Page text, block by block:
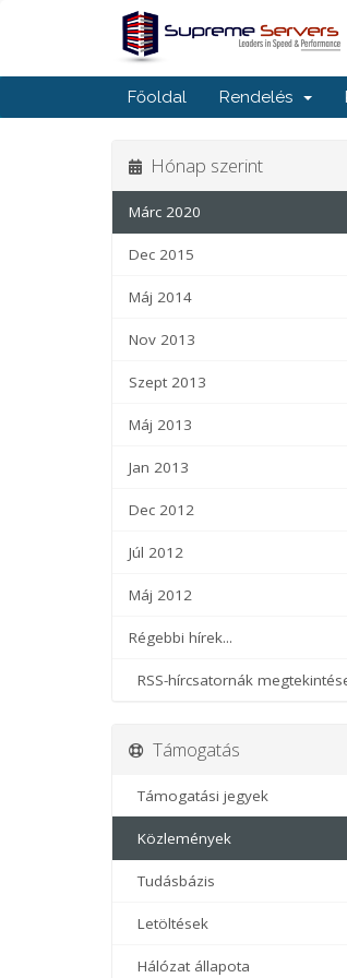
Főoldal Rendelés
Hónap szerint
Márc 2020
Dec 2015
Máj 2014
Nov 2013
Szept 2013
Máj 2013
Jan 2013
Dec 2012
Júl 2012
Máj 2012
Régebbi hírek...
RSS-hírcsatornák
Támogatás
Támogatási jegyek
Közlemények
Tudásbázis
Letöltések
Hálózat állapota